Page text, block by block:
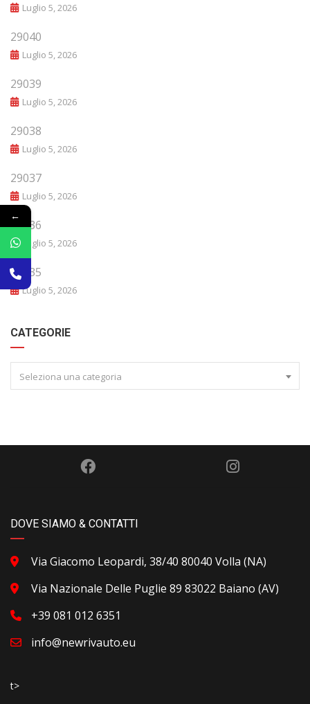
Luglio 5, 2026
29040
Luglio 5, 2026
29039
Luglio 5, 2026
29038
Luglio 5, 2026
29037
Luglio 5, 2026
29036
Luglio 5, 2026
29035
Luglio 5, 2026
CATEGORIE
Seleziona una categoria
DOVE SIAMO & CONTATTI
Via Giacomo Leopardi, 38/40 80040 Volla (NA)
Via Nazionale Delle Puglie 89 83022 Baiano (AV)
+39 081 012 6351
info@newrivauto.eu
t>
←